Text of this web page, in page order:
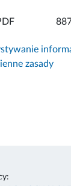
zasady